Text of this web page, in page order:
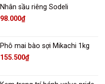
Nhân sầu riêng Sodeli
98.000₫
Phô mai bào sợi Mikachi 1kg
155.500₫